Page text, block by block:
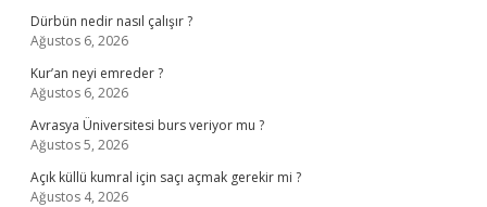
Dürbün nedir nasıl çalışır ?
Ağustos 6, 2026
Kur’an neyi emreder ?
Ağustos 6, 2026
Avrasya Üniversitesi burs veriyor mu ?
Ağustos 5, 2026
Açık küllü kumral için saçı açmak gerekir mi ?
Ağustos 4, 2026